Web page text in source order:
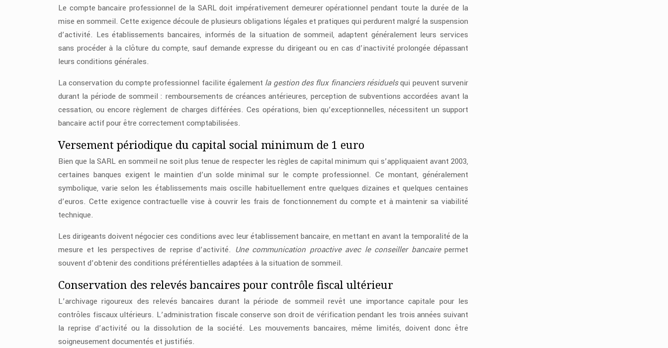
Le compte bancaire professionnel de la SARL doit impérativement demeurer opérationnel pendant toute la durée de la
mise en sommeil. Cette exigence découle de plusieurs obligations légales et pratiques qui perdurent malgré la suspension
d’activité. Les établissements bancaires, informés de la situation de sommeil, adaptent généralement leurs services
sans procéder à la clôture du compte, sauf demande expresse du dirigeant ou en cas d’inactivité prolongée dépassant
leurs conditions générales.
La conservation du compte professionnel facilite également la gestion des flux financiers résiduelsqui peuvent survenir
durant la période de sommeil : remboursements de créances antérieures, perception de subventions accordées avant la
cessation, ou encore règlement de charges différées. Ces opérations, bien qu’exceptionnelles, nécessitent un support
bancaire actif pour être correctement comptabilisées.
Versement périodique du capital social minimum de 1 euro
Bien que la SARL en sommeil ne soit plus tenue de respecter les règles de capital minimum qui s’appliquaient avant 2003,
certaines banques exigent le maintien d’un solde minimal sur le compte professionnel. Ce montant, généralement
symbolique, varie selon les établissements mais oscille habituellement entre quelques dizaines et quelques centaines
d’euros. Cette exigence contractuelle vise à couvrir les frais de fonctionnement du compte et à maintenir sa viabilité
technique.
Les dirigeants doivent négocier ces conditions avec leur établissement bancaire, en mettant en avant la temporalité de la
mesure et les perspectives de reprise d’activité. Une communication proactive avec le conseiller bancaire permet
souvent d’obtenir des conditions préférentielles adaptées à la situation de sommeil.
Conservation des relevés bancaires pour contrôle fiscal ultérieur
L’archivage rigoureux des relevés bancaires durant la période de sommeil revêt une importance capitale pour les
contrôles fiscaux ultérieurs. L’administration fiscale conserve son droit de vérification pendant les trois années suivant
la reprise d’activité ou la dissolution de la société. Les mouvements bancaires, même limités, doivent donc être
soigneusement documentés et justifiés.